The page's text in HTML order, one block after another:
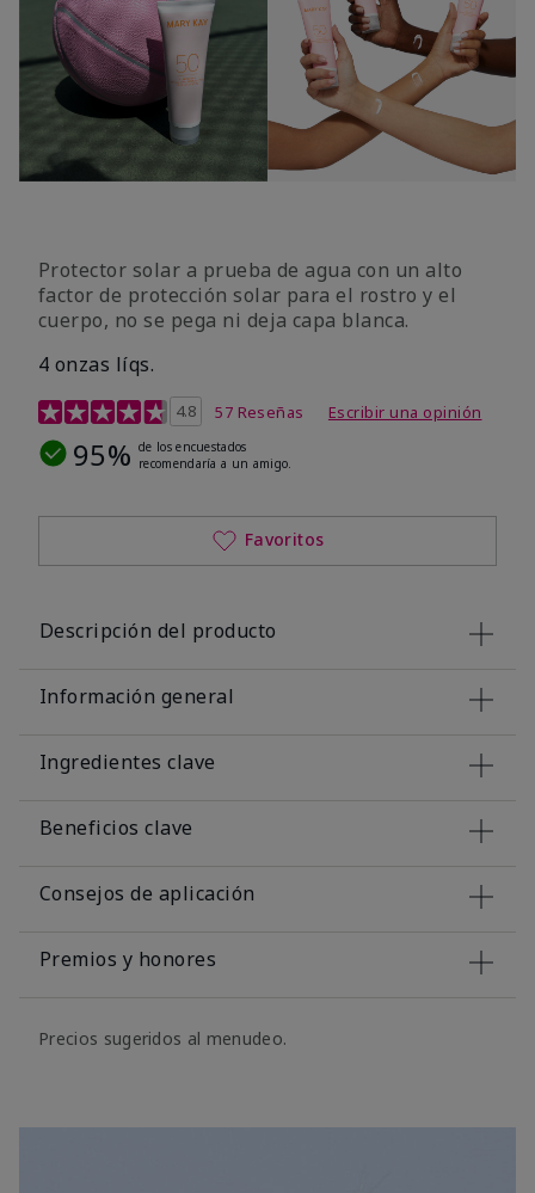
Protector solar a prueba de agua con un alto
factor de protección solar para el rostro y el
cuerpo, no se pega ni deja capa blanca.
4 onzas líqs.
Calificación de clientes de 4,2 de 5
4.8 57 Reseñas Escribir una opinión
95% de los encuestados
recomendaría a un amigo.
Favoritos
Descripción del producto
Información general
Ingredientes clave
Beneficios clave
Consejos de aplicación
Premios y honores
Precios sugeridos al menudeo.